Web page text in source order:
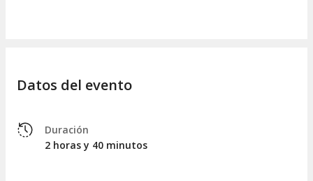
plaza rica en historia donde profundizaremos en la
arquitectura y los monumentos de la zona narran esta
compleja relación entre tragedia y belleza.
Datos del evento
Duración
2 horas y 40 minutos